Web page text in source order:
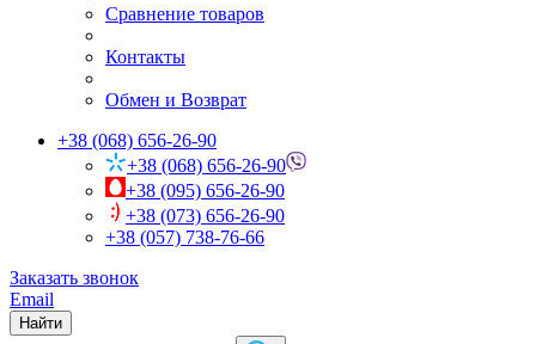
Сравнение товаров
Контакты
Обмен и Возврат
+38 (068) 656-26-90
+38 (068) 656-26-90
+38 (095) 656-26-90
+38 (073) 656-26-90
+38 (057) 738-76-66
Заказать звонок
Email
Найти